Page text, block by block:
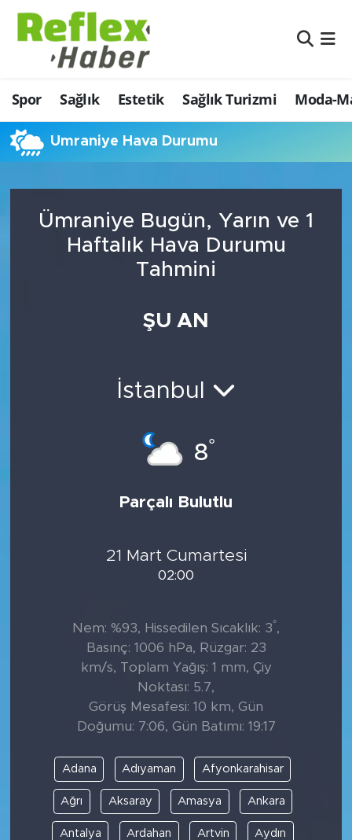
Spor Sağlık Estetik Sağlık Turizmi Moda-
Ümraniye Hava Durumu
Ümraniye Bugün, Yarın ve 1
Haftalık Hava Durumu
Tahmini
ŞU AN
İstanbul
8°
Parçalı Bulutlu
21 Mart Cumartesi
02:00
Nem: %93, Hissedilen Sıcaklık: 3°,
Basınç: 1006 hPa, Rüzgar: 23
km/s, Toplam Yağış: 1 mm, Çiy
Noktası: 5.7,
Görüş Mesafesi: 10 km, Gün
Doğumu: 7:06, Gün Batımı: 19:17
Adana Adıyaman Afyonkarahisar
Ağrı Aksaray Amasya Ankara
Antalya Ardahan Artvin Aydın
Eğitim
Estetik
Firmalardan
İş ve Ekonomi
Moda-Magazin-Eğlence
Nöbetçi Eczaneler
Hava Durumu
Namaz Vakitleri
Şampiyonlar Ligi Puan Durumu ve Fikstür
Tüm Manşetler